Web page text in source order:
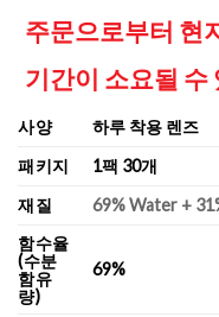
주문으로부터 현
기간이 소요될 수
사양
하루 착용 렌즈
패키지
1팩 30개
재질
69% Water +
함수율
(수분
함유
량)
69%